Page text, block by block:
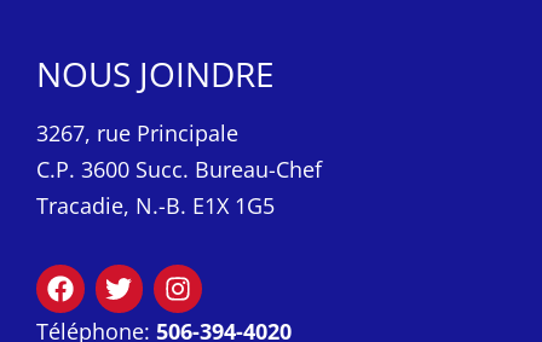
NOUS JOINDRE
3267, rue Principale
C.P. 3600 Succ. Bureau-Chef
Tracadie, N.-B. E1X 1G5
Téléphone: 506-394-4020